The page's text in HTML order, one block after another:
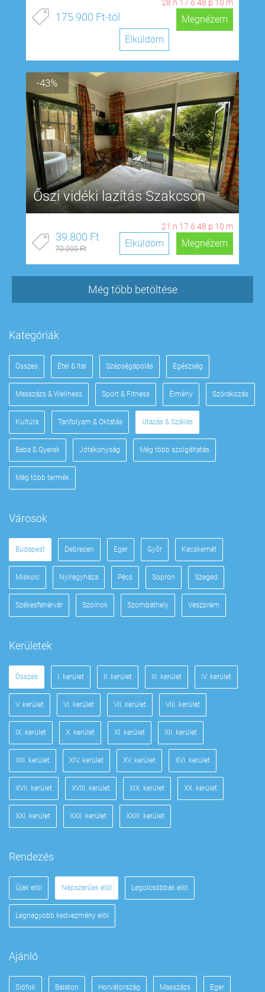
28 n 17ó48 p 9 m
175.900 Ft-tól
Megnézem
Elküldöm
-43%
Őszi vidéki lazítás Szakcson
21 n17ó48 p9 m
39.800 Ft
70.000 Ft Megnézem
Elküldöm
Még több betöltése
Kategóriák
Összes Étel & Ital Szépségápolás Egészség
Masszázs & Wellness Sport & Fitness Élmény Szórakozás
Kultúra Tanfolyam & Oktatás Utazás & Szállás
Baba & Gyerek Jótékonyság Még több szolgáltatás
Még több termék
Városok
Budapest Debrecen Eger Győr Kecskemét
Miskolc Nyíregyháza Pécs Sopron Szeged
Székesfehérvár Szolnok Szombathely Veszprém
Kerületek
Összes I. kerület II. kerület III. kerület IV. kerület
V. kerület VI. kerület VII. kerület VIII. kerület
IX. kerület X. kerület XI. kerület XII. kerület
XIII. kerület XIV. kerület XV. kerület XVI. kerület
XVII. kerület XVIII. kerület XIX. kerület XX. kerület
XXI. kerület XXII. kerület XXIII. kerület
Rendezés
Újak elöl Népszerűek elöl Legolcsóbbak elöl
Legnagyobb kedvezmény elöl
Ajánló
Siófok Balaton Horvátország Masszázs Eger